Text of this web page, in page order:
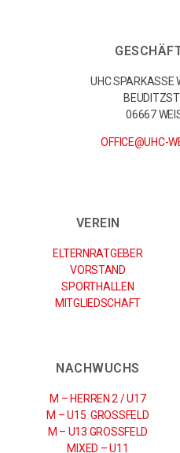
UHC SPARKASSE
06667
OFFICE@UHC-
VEREIN
ELTERNRATGEBER
VORSTAND
SPORTHALLEN
MITGLIEDSCHAFT
NACHWUCHS
M – HERREN 2 / U17
M – U15 GROSSFELD
M – U13 GROSSFELD
MIXED – U11